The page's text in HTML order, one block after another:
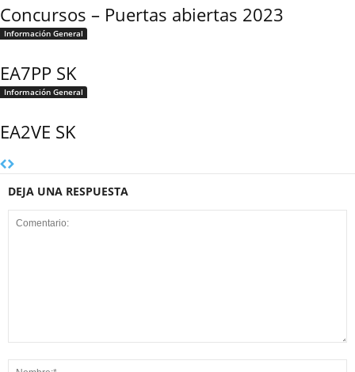
Concursos – Puertas abiertas 2023
Información General
EA7PP SK
Información General
EA2VE SK
DEJA UNA RESPUESTA